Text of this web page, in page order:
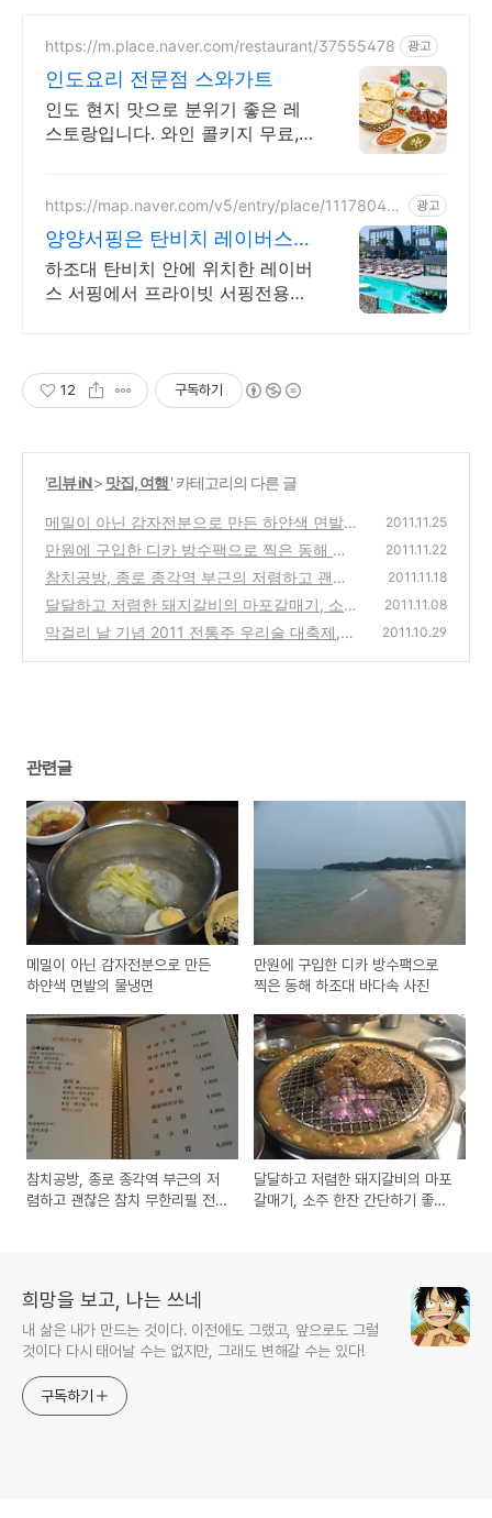
https://m.place.naver.com/restaurant/37555478 광고
인도요리 전문점 스와가트
인도 현지 맛으로 분위기 좋은 레
스토랑입니다. 와인 콜키지 무료,
https://map.naver.com/v5/entry/place/11178049
광고
양양서핑은 탄비치 레이버스
하조대 탄비치 프라이빗 해변
하조대 탄비치 안에 위치한 레이버
스 서핑에서 프라이빗 서핑전용해
12 구독하기
'리뷰 iN> 맛집, 여행' 카테고리의 다른 글
메밀이 아닌 감자전분으로 만든 하얀색 면발의
물냉면
(0)
2011.11.25
만원에 구입한 디카 방수팩으로 찍은 동해 하
조대 바다속 사진
(2)
2011.11.22
참치공방, 종로 종각역 부근의 저렴하고 괜찮
은 참치 무한리필 전문점
(0)
2011.11.18
달달하고 저렴한 돼지갈비의 마포갈매기, 소주
한잔 간단하기 좋은 맛집
(2)
2011.11.08
막걸리 날 기념 2011 전통주 우리술 대축제,
2011.10.29
관련글
메밀이 아닌 감자전분으로 만든
하얀색 면발의 물냉면
만원에 구입한 디카 방수팩으로
찍은 동해 하조대 바다속 사진
참치공방, 종로 종각역 부근의 저
렴하고 괜찮은 참치 무한리필 전
달달하고 저렴한 돼지갈비의 마포
갈매기, 소주 한잔 간단하기 좋은
희망을 보고, 나는 쓰네
내 삶은 내가 만드는 것이다. 이전에도 그랬고, 앞으로도 그럴
것이다 다시 태어날 수는 없지만, 그래도 변해갈 수는 있다!
구독하기